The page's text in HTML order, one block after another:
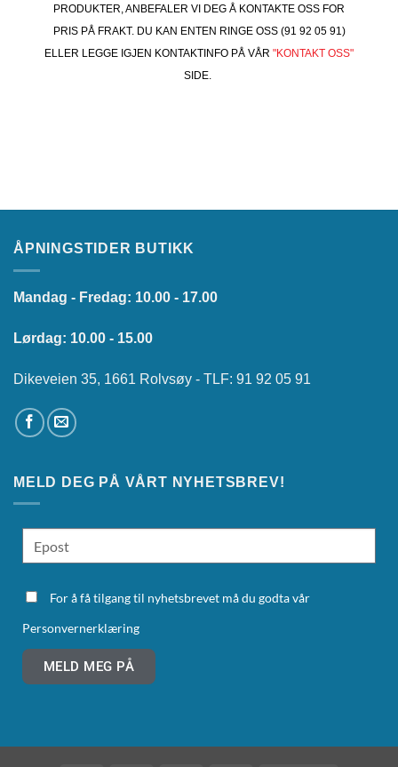
PRODUKTER, ANBEFALER VI DEG Å KONTAKTE OSS FOR
PRIS PÅ FRAKT. DU KAN ENTEN RINGE OSS (91 92 05 91)
ELLER LEGGE IGJEN KONTAKTINFO PÅ VÅR "KONTAKT OSS"
SIDE.
ÅPNINGSTIDER BUTIKK
Mandag - Fredag: 10.00 - 17.00
Lørdag: 10.00 - 15.00
Dikeveien 35, 1661 Rolvsøy - TLF: 91 92 05 91
MELD DEG PÅ VÅRT NYHETSBREV!
For å få tilgang til nyhetsbrevet må du godta vår
Personvernerklæring
MELD MEG PÅ